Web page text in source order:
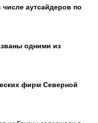
числе аутсайдеров по
одними из
фирм Северной